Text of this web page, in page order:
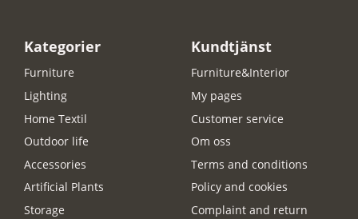
Kategorier
Furniture
Lighting
Home Textil
Outdoor life
Accessories
Artificial Plants
Storage
Kundtjänst
Furniture&Interior
My pages
Customer service
Om oss
Terms and conditions
Policy and cookies
Complaint and return